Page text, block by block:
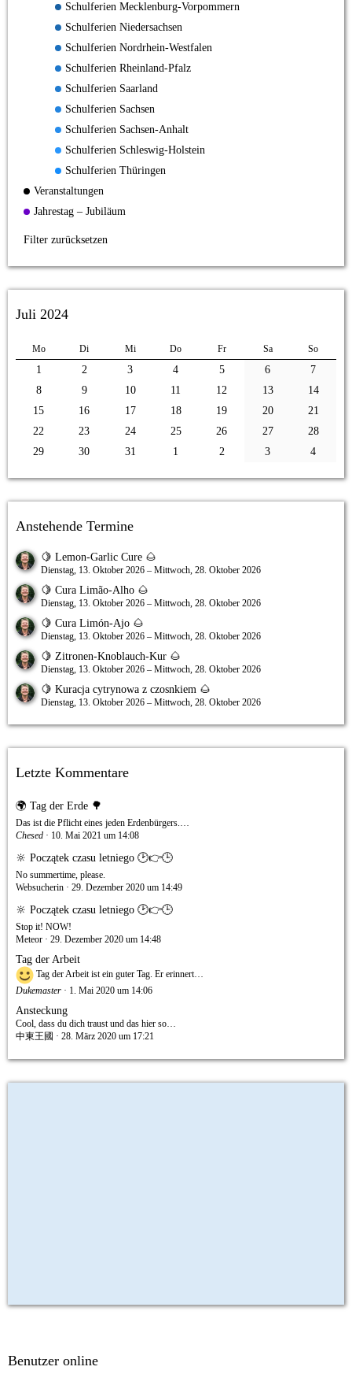
Schulferien Mecklenburg-Vorpommern
Schulferien Niedersachsen
Schulferien Nordrhein-Westfalen
Schulferien Rheinland-Pfalz
Schulferien Saarland
Schulferien Sachsen
Schulferien Sachsen-Anhalt
Schulferien Schleswig-Holstein
Schulferien Thüringen
Veranstaltungen
Jahrestag – Jubiläum
Filter zurücksetzen
Juli 2024
Mo Di Mi Do Fr Sa So
1 2 3 4 5 6
7
8
9 10 11 12 13
14
15
16 17 18 19 20
21
22
23 24 25 26 27
28
29
30 31 1 2 3 4
Anstehende Termine
🍋 Lemon-Garlic Cure 🌰
Dienstag, 13. Oktober 2026 – Mittwoch, 28. Oktober 2026
🍋 Cura Limão-Alho 🌰
Dienstag, 13. Oktober 2026 – Mittwoch, 28. Oktober 2026
🍋 Cura Limón-Ajo 🌰
Dienstag, 13. Oktober 2026 – Mittwoch, 28. Oktober 2026
🍋 Zitronen-Knoblauch-Kur 🌰
Dienstag, 13. Oktober 2026 – Mittwoch, 28. Oktober 2026
🍋 Kuracja cytrynowa z czosnkiem 🌰
Dienstag, 13. Oktober 2026 – Mittwoch, 28. Oktober 2026
Letzte Kommentare
🌍 Tag der Erde 🌳
Das ist die Pflicht eines jeden Erdenbürgers.…
Chesed
10. Mai 2021 um 14:08
🔆 Początek czasu letniego 🕑👉🕒
No summertime, please.
Websucherin
29. Dezember 2020 um 14:49
🔆 Początek czasu letniego 🕑👉🕒
Stop it! NOW!
Meteor
29. Dezember 2020 um 14:48
Tag der Arbeit
Tag der Arbeit ist ein guter Tag. Er erinnert…
Dukemaster
1. Mai 2020 um 14:06
Ansteckung
Cool, dass du dich traust und das hier so…
中東王國
28. März 2020 um 17:21
Benutzer online